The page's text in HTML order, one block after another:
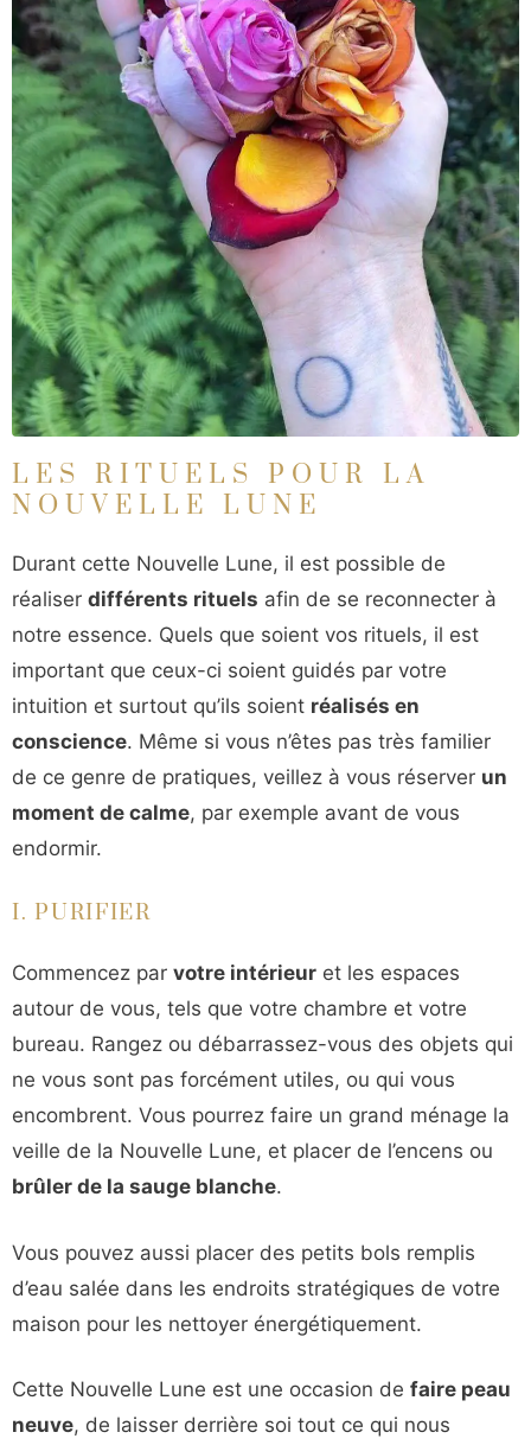
LES RITUELS POUR LA
NOUVELLE LUNE
Durant cette Nouvelle Lune, il est possible de
réaliser différents rituels afin de se reconnecter à
notre essence. Quels que soient vos rituels, il est
important que ceux-ci soient guidés par votre
intuition et surtout qu’ils soient réalisés en
conscience. Même si vous n’êtes pas très familier
de ce genre de pratiques, veillez à vous réserver un
moment de calme, par exemple avant de vous
endormir.
I. PURIFIER
Commencez par votre intérieur et les espaces
autour de vous, tels que votre chambre et votre
bureau. Rangez ou débarrassez-vous des objets qui
ne vous sont pas forcément utiles, ou qui vous
encombrent. Vous pourrez faire un grand ménage la
veille de la Nouvelle Lune, et placer de l’encens ou
brûler de la sauge blanche.
Vous pouvez aussi placer des petits bols remplis
d’eau salée dans les endroits stratégiques de votre
maison pour les nettoyer énergétiquement.
Cette Nouvelle Lune est une occasion de faire peau
neuve, de laisser derrière soi tout ce qui nous